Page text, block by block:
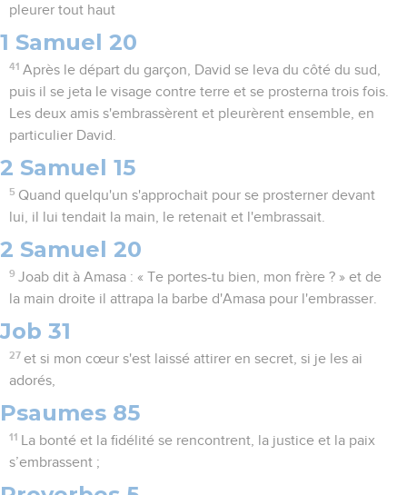
pleurer tout haut
1 Samuel 20
41 Après le départ du garçon, David se leva du côté du sud,
puis il se jeta le visage contre terre et se prosterna trois fois.
Les deux amis s'embrassèrent et pleurèrent ensemble, en
particulier David.
2 Samuel 15
5 Quand quelqu'un s'approchait pour se prosterner devant
lui, il lui tendait la main, le retenait et l'embrassait.
2 Samuel 20
9 Joab dit à Amasa : « Te portes-tu bien, mon frère ? » et de
la main droite il attrapa la barbe d'Amasa pour l'embrasser.
Job 31
27 et si mon cœur s'est laissé attirer en secret, si je les ai
adorés,
Psaumes 85
11
La bonté et la fidélité se rencontrent, la justice et la paix
s’embrassent ;